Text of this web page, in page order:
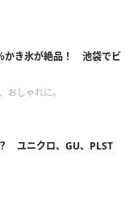
かき氷が絶品！ 池袋でビ
おしゃれに。
ユニクロ、GU、PLST